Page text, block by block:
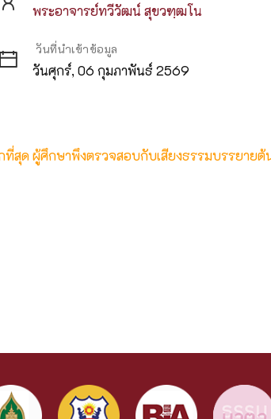
พระอาจารย์ทวีวัฒน์ สุขวฑฺฒโน
วันที่นำเข้าข้อมูล
วันศุกร์, 06 กุมภาพันธ์ 2569
สุด ผู้ศึกษาพึงตรวจสอบกับเสียงธรรมบรรยาย